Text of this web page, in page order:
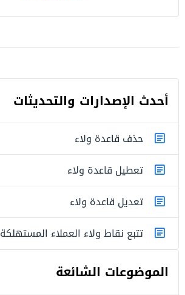
أحدث اﻹصدارات والتحديثات
حذف قاعدة ولاء
تعطيل قاعدة ولاء
تعديل قاعدة ولاء
تتبع نقاط ولاء العملاء المستهلكة
الموضوعات الشائعة